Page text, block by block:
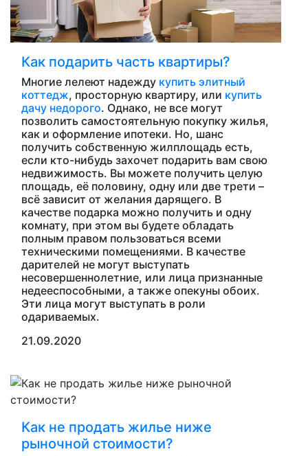
Как подарить часть квартиры?
Многие лелеют надежду купить элитный
коттедж, просторную квартиру, или купить
дачу недорого. Однако, не все могут
позволить самостоятельную покупку жилья,
как и оформление ипотеки. Но, шанс
получить собственную жилплощадь есть,
если кто-нибудь захочет подарить вам свою
недвижимость. Вы можете получить целую
площадь, её половину, одну или две трети –
всё зависит от желания дарящего. В
качестве подарка можно получить и одну
комнату, при этом вы будете обладать
полным правом пользоваться всеми
техническими помещениями. В качестве
дарителей не могут выступать
несовершеннолетние, или лица признанные
недееспособными, а также опекуны обоих.
Эти лица могут выступать в роли
одариваемых.
21.09.2020
Как не продать жилье ниже
рыночной стоимости?